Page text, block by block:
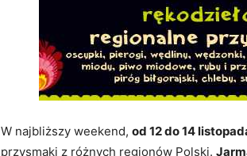
W najbliższy weekend, od 12 do 14
przysmaki z różnych regionów Polski.